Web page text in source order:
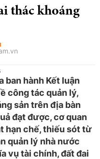
thác khoáng
ban hành Kết luận
công tác quản lý,
sản trên địa bàn
đạt được, cơ quan
hạn chế, thiếu sót từ
quản lý nhà nước
vụ tài chính, đất đai